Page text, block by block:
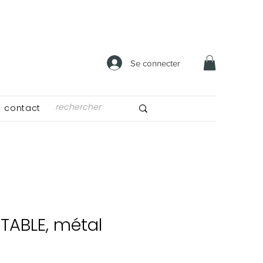
Se connecter
contact
métal